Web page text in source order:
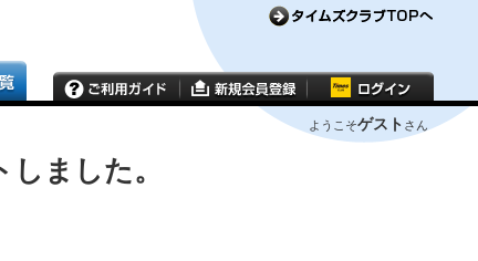
ようこそゲスト さん
ました。